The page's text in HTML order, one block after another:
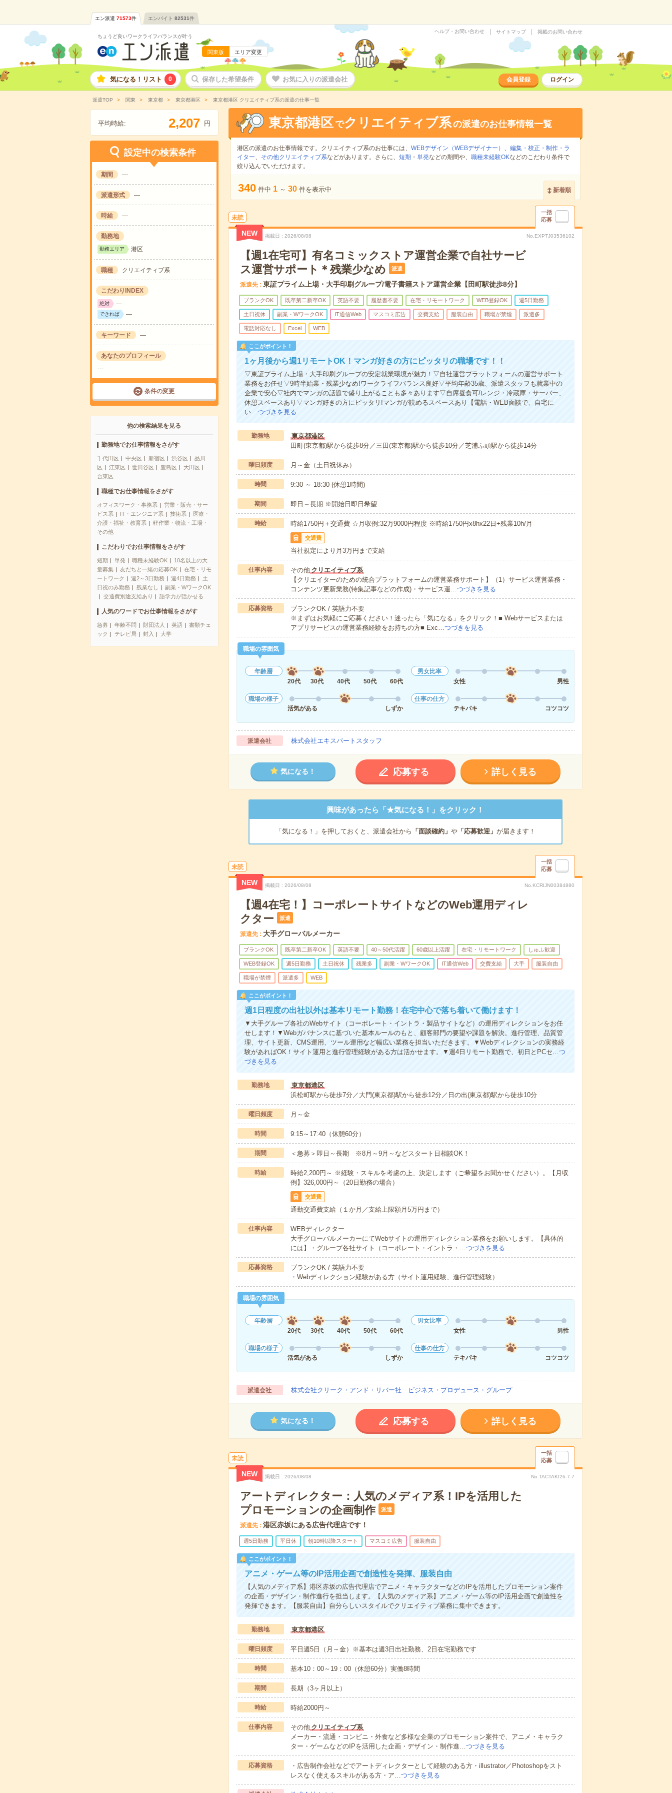
エン派遣 71573件 エンバイト 82531件
ちょうど良いワークライフバランスが叶う
関東版 エリア変更
ヘルプ・お問い合わせ サイトマップ 掲載のお問い合わせ
気になる！リスト 0 保存した希望条件 お気に入りの派遣会社 会員登録 ログイン
派遣TOP 関東 東京都 東京都港区 東京都港区 クリエイティブ系の派遣の仕事一覧
平均時給: 2,207 円
設定中の検索条件
期間 ---
派遣形式 ---
時給 ---
勤務地
勤務エリア 港区
職種 クリエイティブ系
こだわりINDEX
絶対 ---
できれば ---
キーワード ---
あなたのプロフィール
---
条件の変更
他の検索結果を見る
勤務地でお仕事情報をさがす
千代田区 中央区 新宿区 渋谷区
品川
区
江東区 世田谷区 豊島区
大田区
台東区
職種でお仕事情報をさがす
オフィスワーク・事務系
営業・販売・サー
ビス系
IT・エンジニア系 技術系
医療・
介護・福祉・教育系
軽作業・物流・工場・
その他
こだわりでお仕事情報をさがす
短期 単発 職種未経験OK
10名以上の大
量募集
友だちと一緒の応募OK
在宅・リモ
ートワーク
週2～3日勤務 週4日勤務
土
日祝のみ勤務
残業なし
副業・WワークOK
交通費別途支給あり
語学力が活かせる
人気のワードでお仕事情報をさがす
急募 年齢不問 財団法人 英語
書類チェ
ック
テレビ局 封入 大学
東京都港区 でクリエイティブ系の派遣のお仕事情報一覧
港区の派遣のお仕事情報です。クリエイティブ系のお仕事には、 WEBデザイン（WEBデザイナー） 、 編集・校正・制作・ラ
イター、 その他クリエイティブ系などがあります。さらに、 短期 ・ 単発などの期間や、 職種未経験OKなどのこだわり条件で
絞り込んでいただけます。
340 件中 1 ～ 30 件を表示中 新着順
未読
一括
応募
NEW 掲載日 2026/08/08 No.EXPTJ03536102
【週1在宅可】有名コミックストア運営企業で自社サービ
ス運営サポート＊残業少なめ
派遣
派遣先 東証プライム上場・大手印刷グループ/電子書籍ストア運営企業【田町駅徒歩8分】
ブランクOK 既卒第二新卒OK 英語不要 履歴書不要 在宅・リモートワーク WEB登録OK 週5日勤務
土日祝休 副業・WワークOK IT通信Web マスコミ広告 交費支給 服装自由 職場が禁煙 派遣多
電話対応なし Excel WEB
ここがポイント！
1ヶ月後から週1リモートOK！マンガ好きの方にピッタリの職場です！！
▽東証プライム上場・大手印刷グループの安定就業環境が魅力！▽自社運営プラットフォームの運営サポート
業務をお任せ▽9時半始業・残業少なめ!ワークライフバランス良好▽平均年齢35歳、派遣スタッフも就業中の
企業で安心▽社内でマンガの話題で盛り上がることも多々あります▽自席昼食可/レンジ・冷蔵庫・サーバー、
休憩スペースあり▽マンガ好きの方にピッタリ!マンガが読めるスペースあり【電話・WEB面談で、自宅に
い…つづきを見る
勤務地
東京都港区
田町(東京都)駅から徒歩8分／三田(東京都)駅から徒歩10分／芝浦ふ頭駅から徒歩14分
曜日頻度 月～金（土日祝休み）
時間 9:30 ～ 18:30 (休憩1時間)
期間 即日～長期 ※開始日即日希望
時給 時給1750円＋交通費 ☆月収例:32万9000円程度 ※時給1750円x8hx22日+残業10h/月
交通費
当社規定により月3万円まで支給
仕事内容 その他クリエイティブ系
【クリエイターのための統合プラットフォームの運営業務サポート】（1）サービス運営業務・
コンテンツ更新業務(特集記事などの作成)・サービス運…つづきを見る
応募資格
ブランクOK / 英語力不要
※まずはお気軽にご応募ください！迷ったら「気になる」をクリック！■ Webサービスまたは
アプリサービスの運営業務経験をお持ちの方■ Exc…つづきを見る
職場の雰囲気
年齢層
20代
30代 40代 50代 60代
男女比率
女性
男性
職場の様子
活気がある
しずか
仕事の仕方
テキパキ
コツコツ
派遣会社 株式会社エキスパートスタッフ
気になる！ 応募する 詳しく見る
興味があったら「★気になる！」をクリック！
「気になる！」を押しておくと、派遣会社から 「面談確約」 や「応募歓迎」 が届きます！
未読
一括
応募
NEW 掲載日 2026/08/08 No.KCRIJN00384880
【週4在宅！】コーポレートサイトなどのWeb運用ディレ
クター
派遣
派遣先 大手グローバルメーカー
ブランクOK 既卒第二新卒OK 英語不要 40～50代活躍 60歳以上活躍 在宅・リモートワーク しゅふ歓迎
WEB登録OK 週5日勤務 土日祝休 残業多 副業・WワークOK IT通信Web 交費支給 大手 服装自由
職場が禁煙 派遣多 WEB
ここがポイント！
週1日程度の出社以外は基本リモート勤務！在宅中心で落ち着いて働けます！
▼大手グループ各社のWebサイト（コーポレート・イントラ・製品サイトなど）の運用ディレクションをお任
せします！▼Webガバナンスに基づいた基本ルールのもと、顧客部門の要望や課題を解決。進行管理、品質管
理、サイト更新、CMS運用、ツール運用など幅広い業務を担当いただきます。▼Webディレクションの実務経
験があればOK！サイト運用と進行管理経験がある方は活かせます。▼週4日リモート勤務で、初日とPCセ…つ
づきを見る
勤務地
東京都港区
浜松町駅から徒歩7分／大門(東京都)駅から徒歩12分／日の出(東京都)駅から徒歩10分
曜日頻度 月～金
時間 9:15～17:40（休憩60分）
期間 ＜急募＞即日～長期 ※8月～9月～などスタート日相談OK！
時給
時給2,200円～ ※経験・スキルを考慮の上、決定します（ご希望をお聞かせください）。【月収
例】326,000円～（20日勤務の場合）
交通費
通勤交通費支給（１か月／支給上限額月5万円まで）
仕事内容
WEBディレクター
大手グローバルメーカーにてWebサイトの運用ディレクション業務をお願いします。【具体的
には】・グループ各社サイト（コーポレート・イントラ・…つづきを見る
応募資格
ブランクOK / 英語力不要
・Webディレクション経験がある方（サイト運用経験、進行管理経験）
職場の雰囲気
年齢層
20代
30代 40代 50代 60代
男女比率
女性
男性
職場の様子
活気がある
しずか
仕事の仕方
テキパキ
コツコツ
派遣会社 株式会社クリーク・アンド・リバー社 ビジネス・プロデュース・グループ
気になる！ 応募する 詳しく見る
未読
一括
応募
NEW 掲載日 2026/08/08 No.TACTAKI26-7-7
アートディレクター：人気のメディア系！IPを活用した
プロモーションの企画制作
派遣
派遣先 港区赤坂にある広告代理店です！
週5日勤務 平日休 朝10時以降スタート マスコミ広告 服装自由
ここがポイント！
アニメ・ゲーム等のIP活用企画で創造性を発揮、服装自由
【人気のメディア系】港区赤坂の広告代理店でアニメ・キャラクターなどのIPを活用したプロモーション案件
の企画・デザイン・制作進行を担当します。【人気のメディア系】アニメ・ゲーム等のIP活用企画で創造性を
発揮できます。【服装自由】自分らしいスタイルでクリエイティブ業務に集中できます。
勤務地 東京都港区
曜日頻度 平日週5日（月～金）※基本は週3日出社勤務、2日在宅勤務です
時間 基本10：00～19：00（休憩60分）実働8時間
期間 長期（3ヶ月以上）
時給 時給2000円～
仕事内容 その他クリエイティブ系
メーカー・流通・コンビニ・外食など多様な企業のプロモーション案件で、アニメ・キャラク
ター・ゲームなどのIPを活用した企画・デザイン・制作進…つづきを見る
応募資格
・広告制作会社などでアートディレクターとして経験のある方・illustrator／Photoshopをスト
レスなく使えるスキルがある方・ア…つづきを見る